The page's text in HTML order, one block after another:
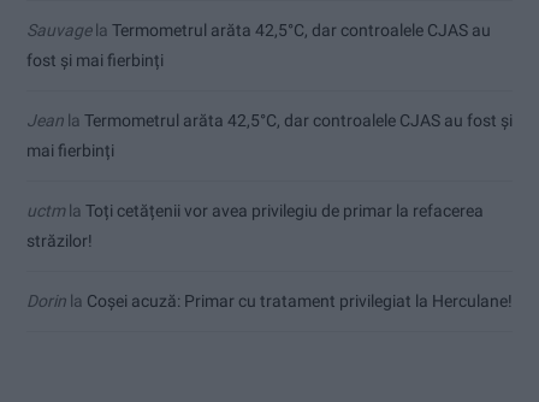
Sauvagela Termometrul arăta 42,5°C, dar controalele CJAS au
fost și mai fierbinți
Jean la Termometrul arăta 42,5°C, dar controalele CJAS au fost și
mai fierbinți
uctmla Toți cetățenii vor avea privilegiu de primar la refacerea
străzilor!
Dorin la Coșei acuză: Primar cu tratament privilegiat la Herculane!